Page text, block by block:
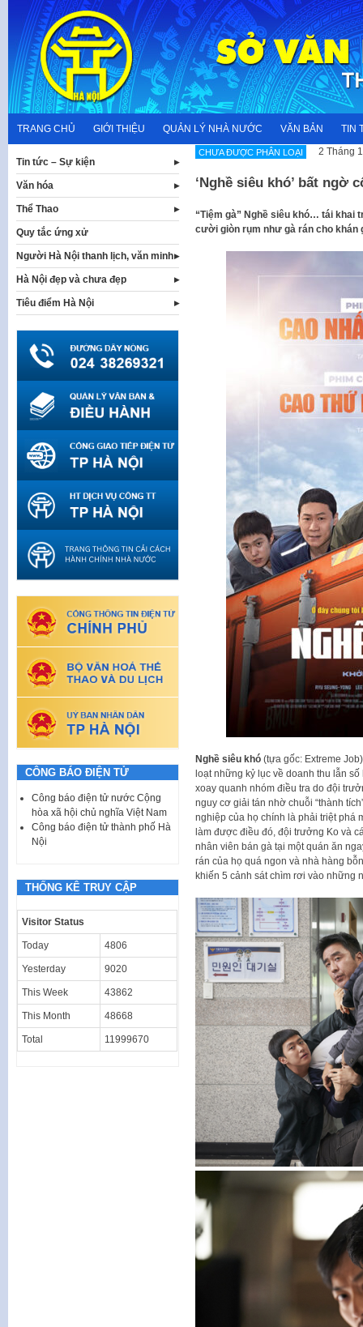
content
TRANG CHỦ GIỚI THIỆU QUẢN LÝ NHÀ NƯỚC VĂN BẢN TIN
CHƯA ĐƯỢC PHÂN LOẠI 2 Tháng
‘Nghề siêu khó’ bất ngờ
“Tiệm gà” Nghề siêu khó… tái khai
cười giòn rụm như gà rán cho khán
Nghề siêu khó(tựa gốc: Extreme
loạt những kỷ lục về doanh thu lẫn
xoay quanh nhóm điều tra do đội
nguy cơ giải tán nhờ chuỗi “thành
nghiệp của họ chính là phải triệt phá
làm được điều đó, đội trưởng Ko và
nhân viên bán gà tại một quán ăn
rán của họ quá ngon và nhà hàng
khiến 5 cảnh sát chìm rơi vào những
Tin tức – Sự kiện
Văn hóa
Thể Thao
Quy tắc ứng xử
Người Hà Nội thanh lịch, văn minh
Hà Nội đẹp và chưa đẹp
Tiêu điểm Hà Nội
CÔNG BÁO ĐIỆN TỬ
Công báo điện tử nước Cộng
hòa xã hội chủ nghĩa Việt Nam
Công báo điện tử thành phố Hà
Nội
THỐNG KÊ TRUY CẬP
Visitor Status
Today 4806
Yesterday 9020
This Week 43862
This Month 48668
Total 11999670